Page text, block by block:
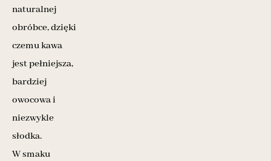
naturalnej
obróbce, dzięki
czemu kawa
jest pełniejsza,
bardziej
owocowa i
niezwykle
słodka.
W smaku